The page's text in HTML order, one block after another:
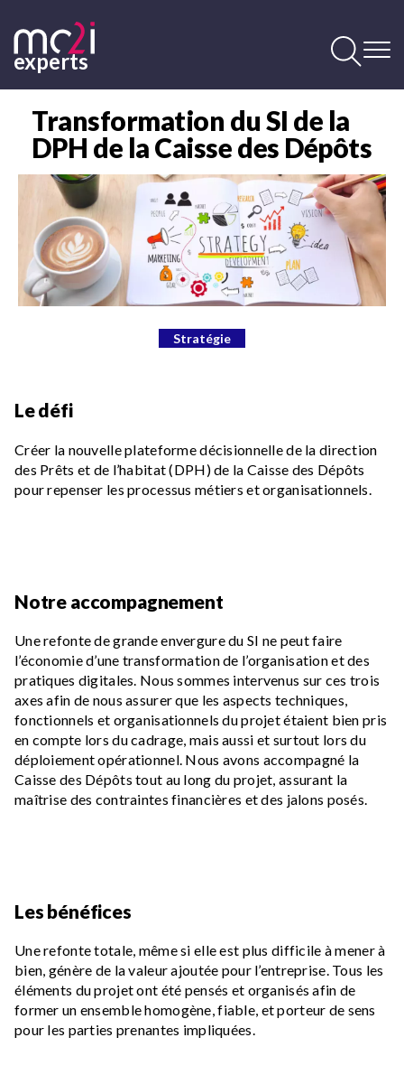
principal
experts
Contenu
principalTransformation du SI de la
DPH de la Caisse des Dépôts
Stratégie
Le défi
Créer la nouvelle plateforme décisionnelle de la direction
des Prêts et de l’habitat (DPH) de la Caisse des Dépôts
pour repenser les processus métiers et organisationnels.
Notre accompagnement
Une refonte de grande envergure du SI ne peut faire
l’économie d’une transformation de l’organisation et des
pratiques digitales. Nous sommes intervenus sur ces trois
axes afin de nous assurer que les aspects techniques,
fonctionnels et organisationnels du projet étaient bien pris
en compte lors du cadrage, mais aussi et surtout lors du
déploiement opérationnel. Nous avons accompagné la
Caisse des Dépôts tout au long du projet, assurant la
maîtrise des contraintes financières et des jalons posés.
Les bénéfices
Une refonte totale, même si elle est plus difficile à mener à
bien, génère de la valeur ajoutée pour l’entreprise. Tous les
éléments du projet ont été pensés et organisés afin de
former un ensemble homogène, fiable, et porteur de sens
pour les parties prenantes impliquées.